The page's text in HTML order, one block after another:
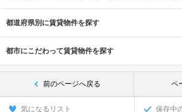
都道府県別に賃貸物件を探す
都市にこだわって賃貸物件を探す
前のページへ戻る ペ
気になるリスト 保存中